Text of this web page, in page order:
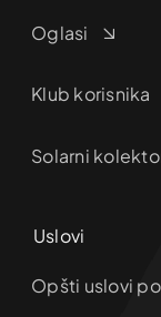
Oglasi
Klub korisnika
Solarni
Uslovi
Opšti uslovi